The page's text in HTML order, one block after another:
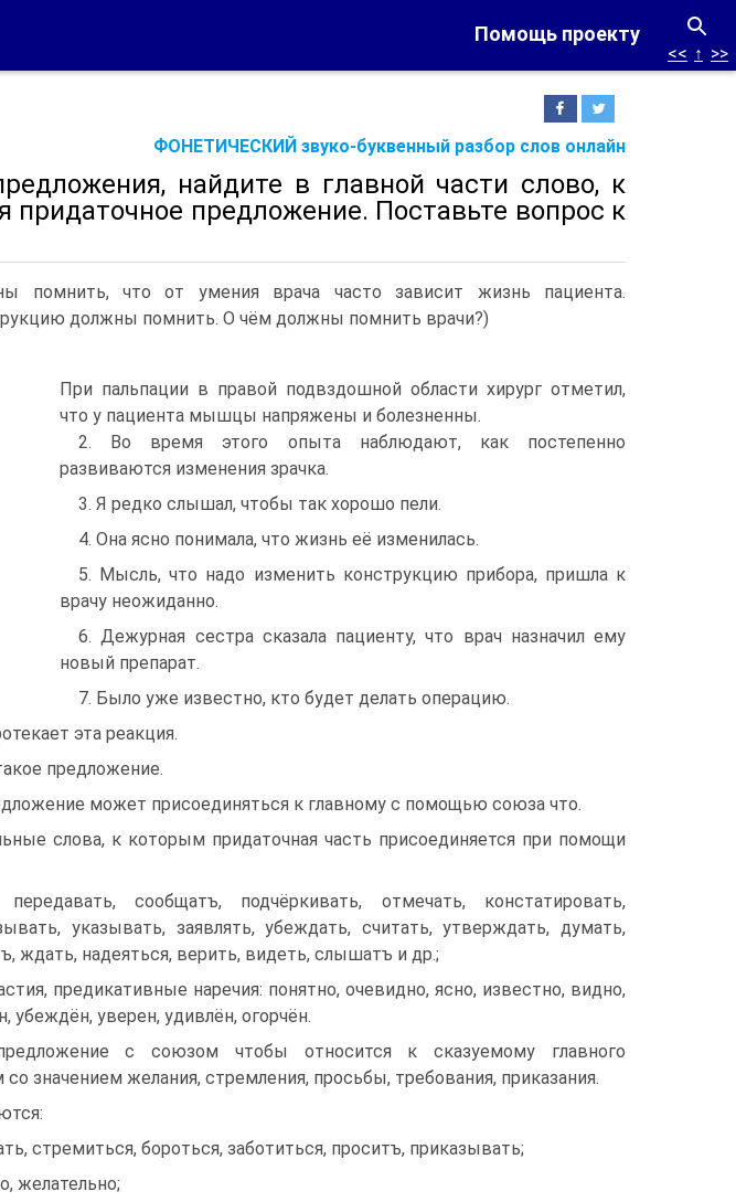
Помощь проекту
ФОНЕТИЧЕСКИЙ звуко-буквенный разбор слов онлайн
<< ↑ >>
найдите в главной части слово, к
придаточное предложение. Поставьте во­прос к
помнить, что от умения врача часто зависит жизнь пациента.
должны помнить. О чём должны помнить врачи?)
При пальпации в правой подвздошной области хирург отметил,
что у пациента мышцы напряжены и болезненны.
2. Во время этого опыта наблюдают, как постепенно
развиваются изменения зрачка.
3. Я редко слышал, чтобы так хорошо пели.
4. Она ясно понимала, что жизнь её изменилась.
5. Мысль, что надо изменить конструкцию прибора, пришла к
врачу неожиданно.
6. Дежурная сестра сказала пациенту, что врач назначил ему
новый препарат.
7. Было уже известно, кто будет делать операцию.
эта реакция.
предложение.
может присоединяться к главному с помощью союза что.
слова, к которым придаточ­ная часть присоединяется при помощи
сообщатъ, подчёркивать, отмечать, констатировать,
указывать, заявлять, убеждать, считать, утверждать, думать,
ждать, надеяться, верить, видеть, слышатъ и др.;
предикативные наречия: по­нятно, очевидно, ясно, известно, видно,
убеждён, уверен, удивлён, огорчён.
с союзом чтобы относит­ся к сказуемому главного
значени­ем желания, стремления, просьбы, требования, приказания.
стремиться, бороться, за­ботиться, проситъ, приказывать;
желательно;